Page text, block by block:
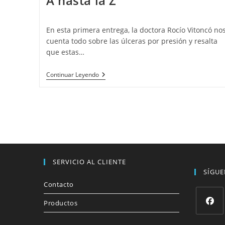
En esta primera entrega, la doctora Rocío Vitoncó nos
cuenta todo sobre las úlceras por presión y resalta
que estas…
Continuar Leyendo
SERVICIO AL CLIENTE
Contacto
Productos